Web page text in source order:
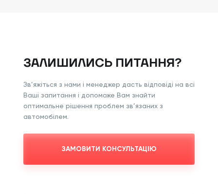
ЗАЛИШИЛИСЬ ПИТАННЯ?
Зв’яжіться з нами і менеджер дасть відповіді на всі
Ваші запитання і допоможе Вам знайти
оптимальне рішення проблем зв’язаних з
автомобілем.
ЗАМОВИТИ КОНСУЛЬТАЦІЮ